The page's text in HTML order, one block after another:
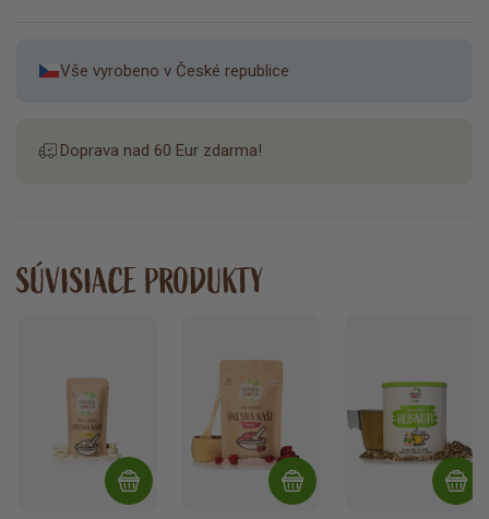
Vše vyrobeno v České republice
Doprava nad 60 Eur zdarma!
SÚVISIACE PRODUKTY